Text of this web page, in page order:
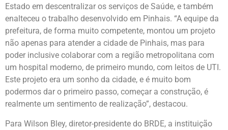
Estado em descentralizar os serviços de Saúde, e também
enalteceu o trabalho desenvolvido em Pinhais. “A equipe da
prefeitura, de forma muito competente, montou um projeto
não apenas para atender a cidade de Pinhais, mas para
poder inclusive colaborar com a região metropolitana com
um hospital moderno, de primeiro mundo, com leitos de UTI.
Este projeto era um sonho da cidade, e é muito bom
podermos dar o primeiro passo, começar a construção, é
realmente um sentimento de realização”, destacou.
Para Wilson Bley, diretor-presidente do BRDE, a instituição